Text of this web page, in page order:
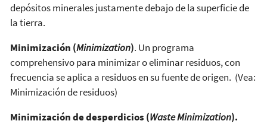
depósitos minerales justamente debajo de la superficie de
la tierra.
Minimización (Minimization). Un programa
comprehensivo para minimizar o eliminar residuos, con
frecuencia se aplica a residuos en su fuente de origen. (Vea:
Minimización de residuos)
Minimización de desperdicios (Waste Minimization).